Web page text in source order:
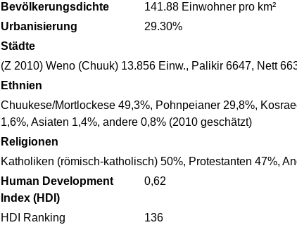
Bevölkerungsdichte
141.88 Einwohner pro km²
Urbanisierung
29.30%
Städte
(Z 2010) Weno (Chuuk) 13.856 Einw., Palikir 6647, Nett
Ethnien
Chuukese/Mortlockese 49,3%, Pohnpeianer 29,8%,
1,6%, Asiaten 1,4%, andere 0,8% (2010 geschätzt)
Religionen
Katholiken (römisch-katholisch) 50%, Protestanten 47%,
Human Development
Index (HDI)
0,62
HDI Ranking 136